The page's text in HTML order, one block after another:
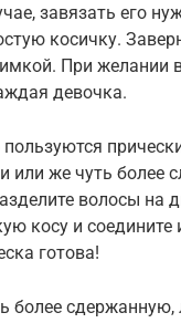
завязать его
косичку.
При желании
девочка.
или же чуть более
волосы на
косу и
готова!
более